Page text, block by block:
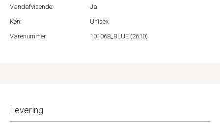
Vandafvisende:
Ja
Køn:
Unisex
Varenummer:
101068_BLUE (2610)
Levering